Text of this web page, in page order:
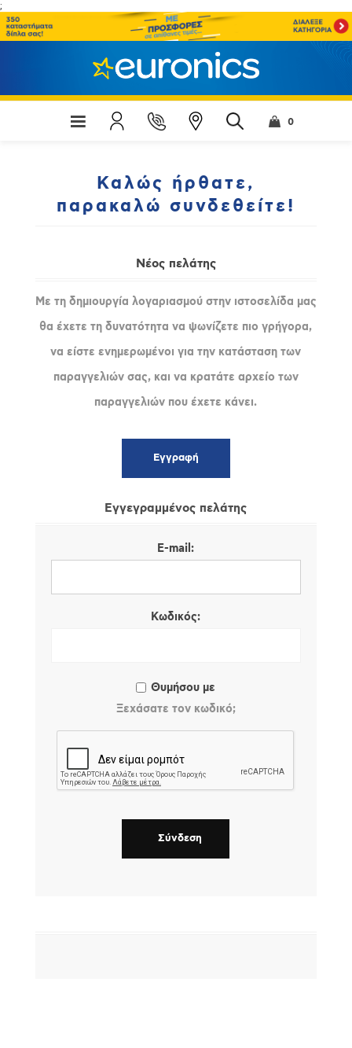
;
0
Καλώς ήρθατε,
παρακαλώ συνδεθείτε!
Νέος πελάτης
Με τη δημιουργία λογαριασμού στην ιστοσελίδα μας
θα έχετε τη δυνατότητα να ψωνίζετε πιο γρήγορα,
να είστε ενημερωμένοι για την κατάσταση των
παραγγελιών σας, και να κρατάτε αρχείο των
παραγγελιών που έχετε κάνει.
Εγγεγραμμένος πελάτης
E-mail:
Κωδικός:
Θυμήσου με
Ξεχάσατε τον κωδικό;